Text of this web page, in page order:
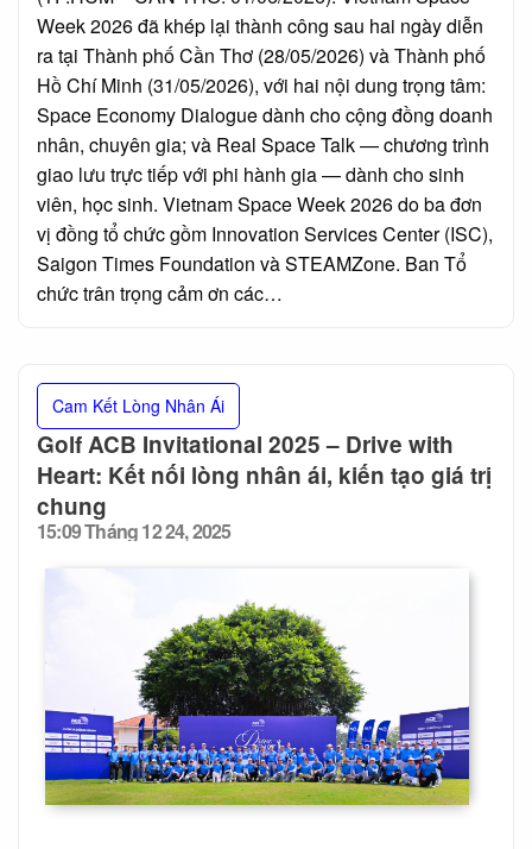
Week 2026 đã khép lại thành công sau hai ngày diễn
ra tại Thành phố Cần Thơ (28/05/2026) và Thành phố
Hồ Chí Minh (31/05/2026), với hai nội dung trọng tâm:
Space Economy Dialogue dành cho cộng đồng doanh
nhân, chuyên gia; và Real Space Talk — chương trình
giao lưu trực tiếp với phi hành gia — dành cho sinh
viên, học sinh. Vietnam Space Week 2026 do ba đơn
vị đồng tổ chức gồm Innovation Services Center (ISC),
Saigon Times Foundation và STEAMZone. Ban Tổ
chức trân trọng cảm ơn các…
Cam Kết Lòng Nhân Ái
Golf ACB Invitational 2025 – Drive with
Heart: Kết nối lòng nhân ái, kiến tạo giá trị
chung
Posted
on
15:09 Tháng 12 24, 2025